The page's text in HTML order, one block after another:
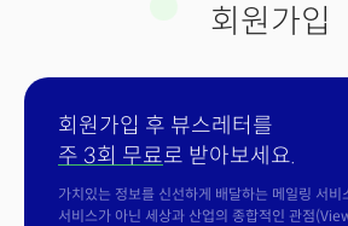
회원가입
회원가입 후 뷰스레터를
주 3회 무료로 받아보세요.
가치있는 정보를 신선하게 배달하는 메일링 서비
서비스가 아닌 세상과 산업의 종합적인 관점